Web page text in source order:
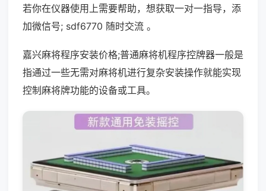
若你在仪器使用上需要帮助，想获取一对一指导，添
加微信号; sdf6770 随时交流 。
嘉兴麻将程序安装价格;普通麻将机程序控牌器一般是
指通过一些无需对麻将机进行复杂安装操作就能实现
控制麻将牌功能的设备或工具。